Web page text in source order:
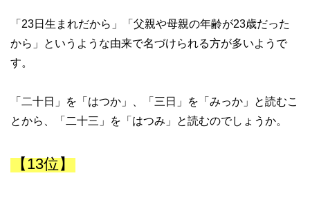
「23日生まれだから」「父親や母親の年齢が23歳だった
から」というような由来で名づけられる方が多いようで
す。
「二十日」を「はつか」、「三日」を「みっか」と読むこ
とから、「二十三」を「はつみ」と読むのでしょうか。
【13位】